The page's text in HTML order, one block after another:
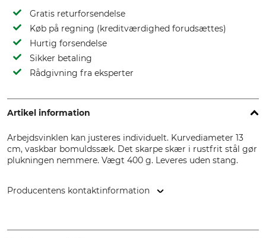
Gratis returforsendelse
Køb på regning (kreditværdighed forudsættes)
Hurtig forsendelse
Sikker betaling
Rådgivning fra eksperter
Artikel information
Arbejdsvinklen kan justeres individuelt. Kurvediameter 13
cm, vaskbar bomuldssæk. Det skarpe skær i rustfrit stål gør
plukningen nemmere. Vægt 400 g. Leveres uden stang.
Producentens kontaktinformation
Saarbrücken, Germany, www.wolf-garten.com